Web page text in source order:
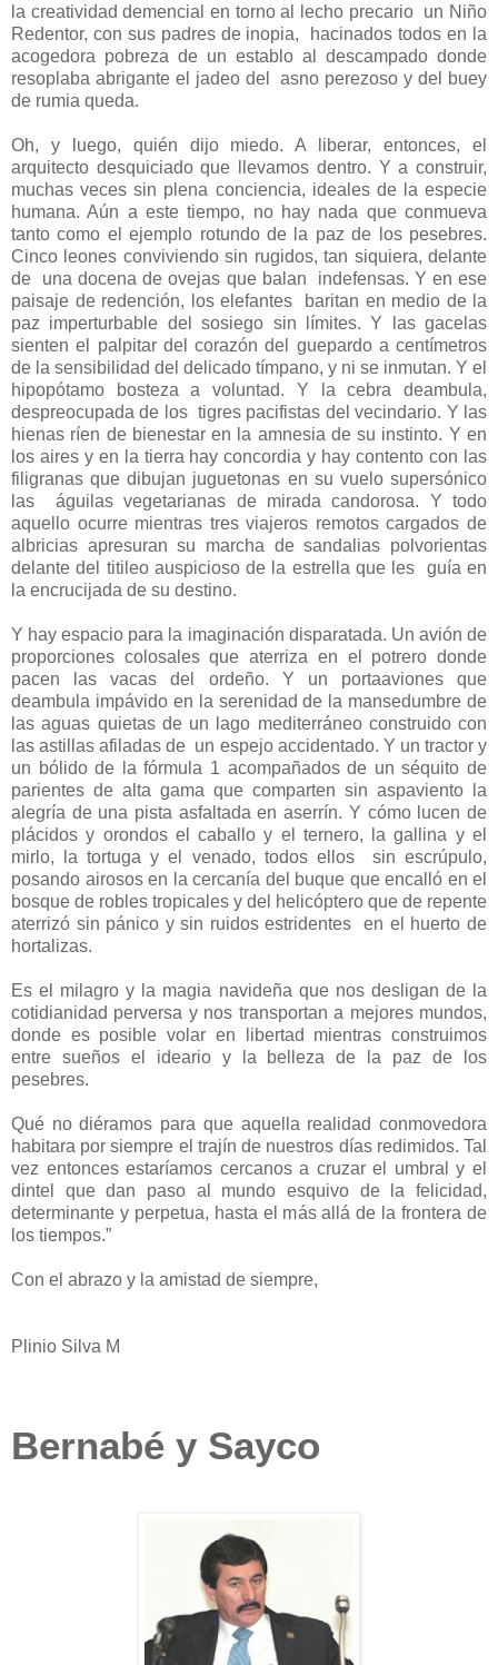
la creatividad demencial en torno al lecho precario un Niño
Redentor, con sus padres de inopia, hacinados todos en la
acogedora pobreza de un establo al descampado donde
resoplaba abrigante el jadeo del asno perezoso y del buey
de rumia queda.
Oh, y luego, quién dijo miedo. A liberar, entonces, el
arquitecto desquiciado que llevamos dentro. Y a construir,
muchas veces sin plena conciencia, ideales de la especie
humana. Aún a este tiempo, no hay nada que conmueva
tanto como el ejemplo rotundo de la paz de los pesebres.
Cinco leones conviviendo sin rugidos, tan siquiera, delante
de una docena de ovejas que balan indefensas. Y en ese
paisaje de redención, los elefantes baritan en medio de la
paz imperturbable del sosiego sin límites. Y las gacelas
sienten el palpitar del corazón del guepardo a centímetros
de la sensibilidad del delicado tímpano, y ni se inmutan. Y el
hipopótamo bosteza a voluntad. Y la cebra deambula,
despreocupada de los tigres pacifistas del vecindario. Y las
hienas ríen de bienestar en la amnesia de su instinto. Y en
los aires y en la tierra hay concordia y hay contento con las
filigranas que dibujan juguetonas en su vuelo supersónico
las águilas vegetarianas de mirada candorosa. Y todo
aquello ocurre mientras tres viajeros remotos cargados de
albricias apresuran su marcha de sandalias polvorientas
delante del titileo auspicioso de la estrella que les guía en
la encrucijada de su destino.
Y hay espacio para la imaginación disparatada. Un avión de
proporciones colosales que aterriza en el potrero donde
pacen las vacas del ordeño. Y un portaaviones que
deambula impávido en la serenidad de la mansedumbre de
las aguas quietas de un lago mediterráneo construido con
las astillas afiladas de un espejo accidentado. Y un tractor y
un bólido de la fórmula 1 acompañados de un séquito de
parientes de alta gama que comparten sin aspaviento la
alegría de una pista asfaltada en aserrín. Y cómo lucen de
plácidos y orondos el caballo y el ternero, la gallina y el
mirlo, la tortuga y el venado, todos ellos sin escrúpulo,
posando airosos en la cercanía del buque que encalló en el
bosque de robles tropicales y del helicóptero que de repente
aterrizó sin pánico y sin ruidos estridentes en el huerto de
hortalizas.
Es el milagro y la magia navideña que nos desligan de la
cotidianidad perversa y nos transportan a mejores mundos,
donde es posible volar en libertad mientras construimos
entre sueños el ideario y la belleza de la paz de los
pesebres.
Qué no diéramos para que aquella realidad conmovedora
habitara por siempre el trajín de nuestros días redimidos. Tal
vez entonces estaríamos cercanos a cruzar el umbral y el
dintel que dan paso al mundo esquivo de la felicidad,
determinante y perpetua, hasta el más allá de la frontera de
los tiempos.”
Con el abrazo y la amistad de siempre,
Plinio Silva M
Bernabé y Sayco